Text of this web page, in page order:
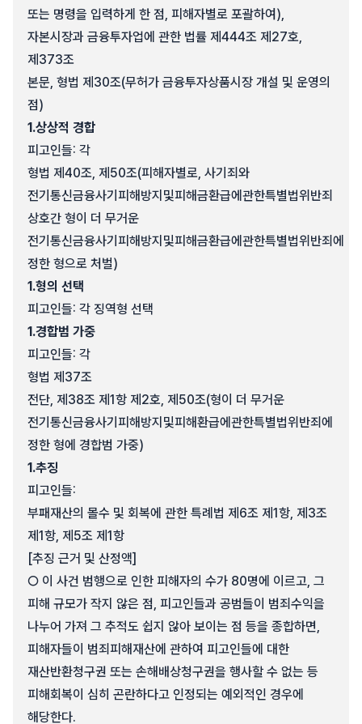
또는 명령을 입력하게 한 점, 피해자별로 포괄하여),
자본시장과 금융투자업에 관한 법률 제444조 제27호,
제373조
본문, 형법 제30조(무허가 금융투자상품시장 개설 및 운영의
점)
1.상상적 경합
피고인들: 각
형법 제40조, 제50조(피해자별로, 사기죄와
전기통신금융사기피해방지및피해금환급에관한특별법위반죄
상호간 형이 더 무거운
전기통신금융사기피해방지및피해금환급에관한특별법위반죄에
정한 형으로 처벌)
1.형의 선택
피고인들: 각 징역형 선택
1.경합범 가중
피고인들: 각
형법 제37조
전단, 제38조 제1항 제2호, 제50조(형이 더 무거운
전기통신금융사기피해방지및피해환급에관한특별법위반죄에
정한 형에 경합범 가중)
1.추징
피고인들:
부패재산의 몰수 및 회복에 관한 특례법 제6조 제1항, 제3조
제1항, 제5조 제1항
[추징 근거 및 산정액]
○ 이 사건 범행으로 인한 피해자의 수가 80명에 이르고, 그
피해 규모가 작지 않은 점, 피고인들과 공범들이 범죄수익을
나누어 가져 그 추적도 쉽지 않아 보이는 점 등을 종합하면,
피해자들이 범죄피해재산에 관하여 피고인들에 대한
재산반환청구권 또는 손해배상청구권을 행사할 수 없는 등
피해회복이 심히 곤란하다고 인정되는 예외적인 경우에
해당한다.